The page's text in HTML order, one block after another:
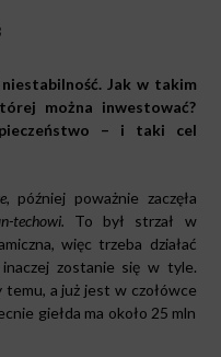
Jak w takim
można inwestować?
– i taki cel
później poważnie zaczęła
techowi. To był strzał w
więc trzeba działać
zostanie się w tyle.
a już jest w czołówce
giełda ma około 25 mln